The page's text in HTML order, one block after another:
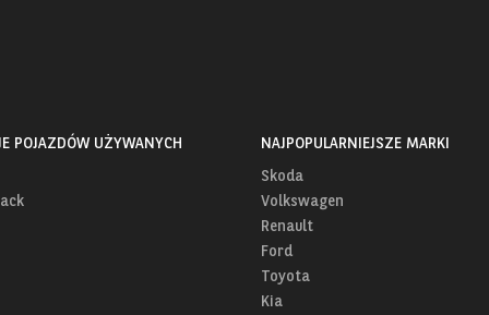
POJAZDÓW UŻYWANYCH
NAJPOPULARNIEJSZE MARKI
Skoda
Volkswagen
Renault
Ford
Toyota
Kia